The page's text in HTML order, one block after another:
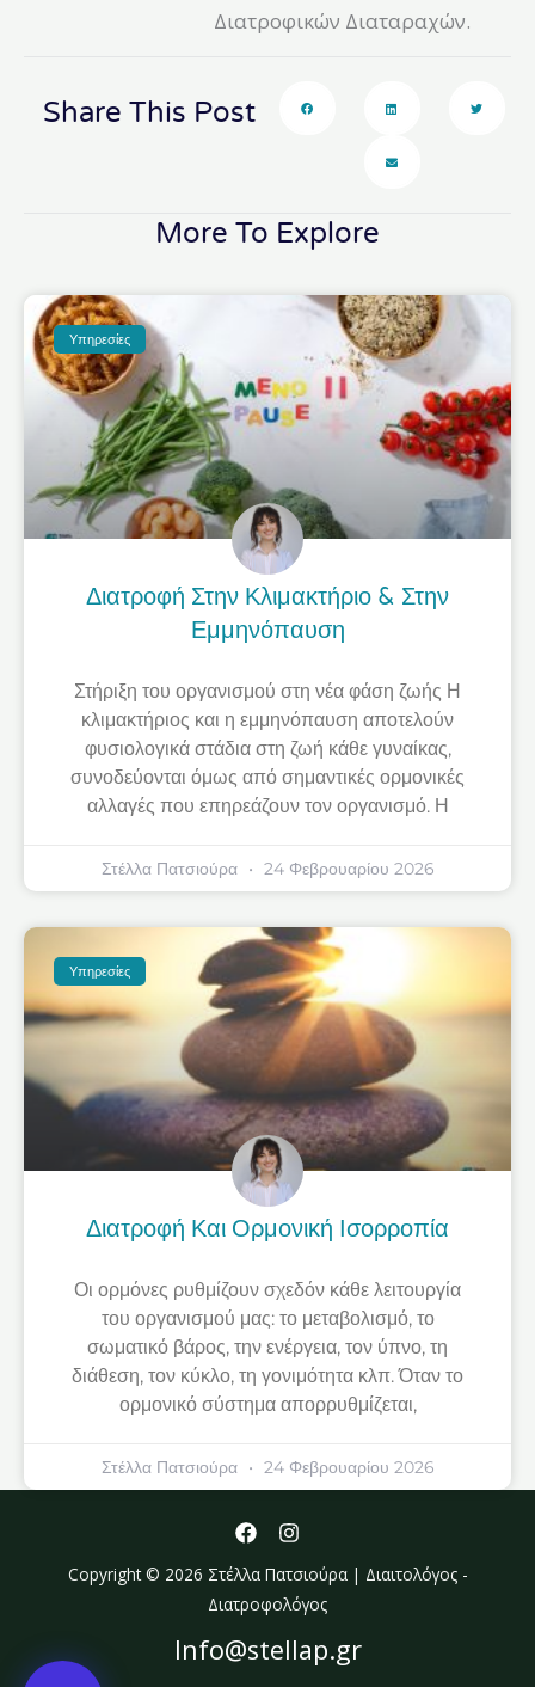
Διατροφικών Διαταραχών.
Share This Post
More To Explore
Υπηρεσίες
Διατροφή Στην Κλιμακτήριο & Στην
Εμμηνόπαυση
Στήριξη του οργανισμού στη νέα φάση ζωής Η
κλιμακτήριος και η εμμηνόπαυση αποτελούν
φυσιολογικά στάδια στη ζωή κάθε γυναίκας,
συνοδεύονται όμως από σημαντικές ορμονικές
αλλαγές που επηρεάζουν τον οργανισμό. Η
Στέλλα Πατσιούρα 24 Φεβρουαρίου 2026
Υπηρεσίες
Διατροφή Και Ορμονική Ισορροπία
Οι ορμόνες ρυθμίζουν σχεδόν κάθε λειτουργία
του οργανισμού μας: το μεταβολισμό, το
σωματικό βάρος, την ενέργεια, τον ύπνο, τη
διάθεση, τον κύκλο, τη γονιμότητα κλπ. Όταν το
ορμονικό σύστημα απορρυθμίζεται,
Στέλλα Πατσιούρα 24 Φεβρουαρίου 2026
Copyright © 2026 Στέλλα Πατσιούρα | Διαιτολόγος -
Διατροφολόγος
Info@stellap.gr